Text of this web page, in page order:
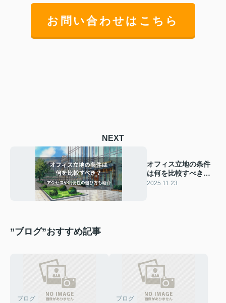
お問い合わせはこちら
NEXT
オフィス立地の条件
は何を比較すべき？
アクセスや利便性の
2025.11.23
”ブログ”おすすめ記事
ブログ ブログ